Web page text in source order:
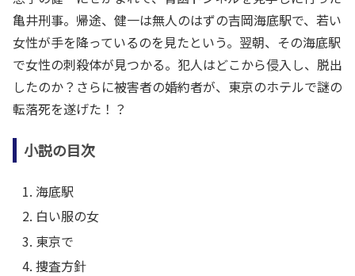
亀井刑事。帰途、健一は無人のはずの吉岡海底駅で、若い
女性が手を降っているのを見たという。翌朝、その海底駅
で女性の刺殺体が見つかる。犯人はどこから侵入し、脱出
したのか？さらに被害者の婚約者が、東京のホテルで謎の
転落死を遂げた！？
小説の目次
海底駅
白い服の女
東京で
捜査方針